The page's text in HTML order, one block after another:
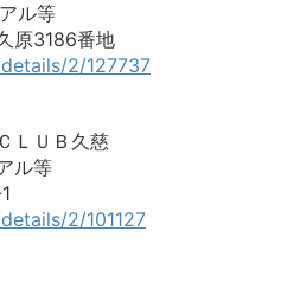
ル等
原3186番地
2/127737
ＬＵＢ久慈
ル等
2/101127